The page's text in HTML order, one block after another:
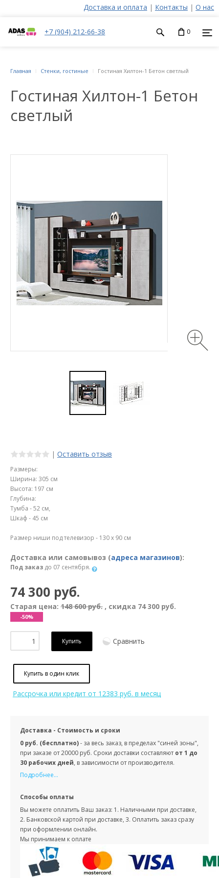
Доставка и оплата | Контакты | О нас
+7 (904) 212-66-38 0
Гостиная Хилтон-1 Бетон
светлый
Главная Стенки, гостиные Гостиная Хилтон-1 Бетон светлый
| Оставить отзыв
Размеры:
Ширина: 305 см
Высота: 197 см
Глубина:
Тумба - 52 см,
Шкаф - 45 см
Размер ниши под телевизор - 130 х 90 см
Доставка или самовывоз (адреса магазинов):
Под заказ до 07 сентября.
74 300 руб.
Старая цена: 148 600 руб. , скидка 74 300 руб.
-50%
Купить Сравнить
Купить в один клик
Рассрочка или кредит от 12383 руб. в месяц
Доставка - Стоимость и сроки
0 руб. (бесплатно)- за весь заказ, в пределах "синей зоны",
при заказе от 20000 руб. Сроки доставки составляют от 1 до
30 рабочих дней, в зависимости от производителя.
Подробнее...
Способы оплаты
Вы можете оплатить Ваш заказ: 1. Наличными при доставке,
2. Банковской картой при доставке, 3. Оплатить заказ сразу
при оформлении онлайн.
Мы принимаем к оплате